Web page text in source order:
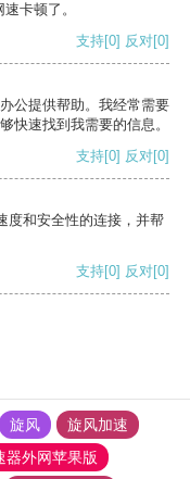
卡顿了。
支持[0] 反对[0]
公提供帮助。我经常需要
快速找到我需要的信息。
支持[0] 反对[0]
度和安全性的连接，并帮
支持[0] 反对[0]
旋风
旋风加速
器外网苹果版